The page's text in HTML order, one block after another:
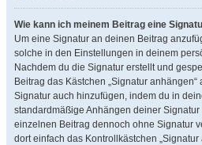
Wie kann ich meinem Beitrag eine
Um eine Signatur an deinen Beitrag
solche in den Einstellungen in deinem
Nachdem du die Signatur erstellt und
Beitrag das Kästchen „Signatur
Signatur auch hinzufügen, indem du in
standardmäßige Anhängen deiner
einzelnen Beitrag dennoch ohne Signatur
dort einfach das Kontrollkästchen